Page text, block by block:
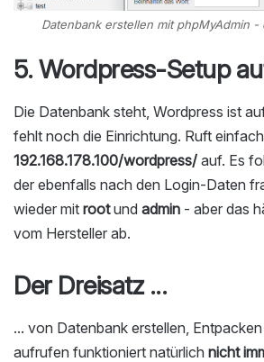
Datenbank erstellen mit phpMyAdmin -
5. Wordpress-Setup
Die Datenbank steht, Wordpress ist
fehlt noch die Einrichtung. Ruft einfach
192.168.178.100/wordpress/ auf. Es
der ebenfalls nach den Login-Daten
wieder mit rootund admin - aber das
vom Hersteller ab.
Der Dreisatz ...
... von Datenbank erstellen,
aufrufen funktioniert natürlich nicht